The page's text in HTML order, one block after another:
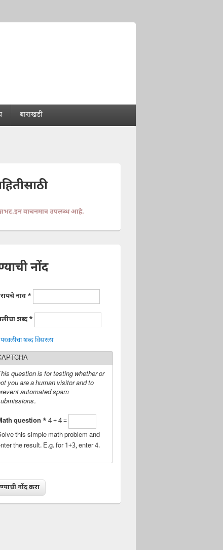
बाराखडी
वाचनमात्र उपलब्ध आहे.
नोंद
नाव *
शब्द*
परवलीचा शब्द विसरला
question is for testing whether or
you are a human visitor and to
automated spam
question * 4 + 4 =
this simple math problem and
the result. E.g. for 1+3, enter 4.